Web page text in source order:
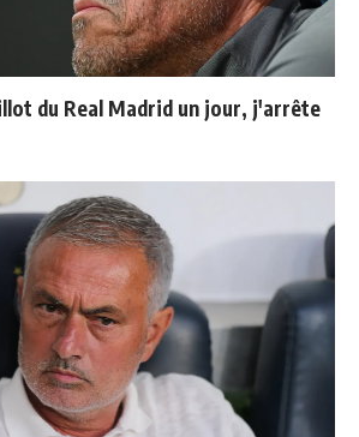
du Real Madrid un jour, j'arrête